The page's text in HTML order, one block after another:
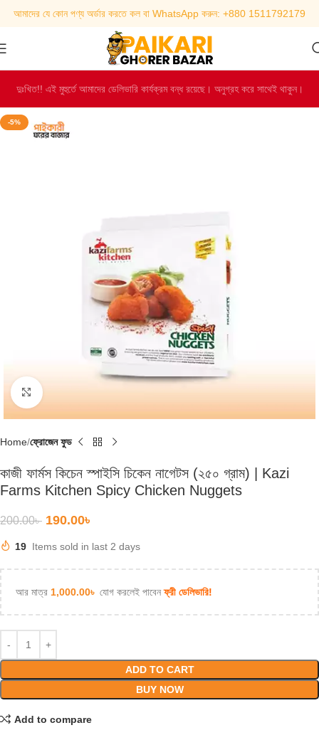
আমাদের যে কোন পণ্য অর্ডার করতে কল বা WhatsApp করুন: +880 1511792179
দুঃখিত!! এই মুহুর্তে আমাদের ডেলিভারি কার্যক্রম বন্ধ রয়েছে। অনুগ্রহ করে সাথেই থাকুন।
-5%
Click to enlarge
Home ফ্রোজেন ফুড
কাজী ফার্মস কিচেন স্পাইসি চিকেন নাগেটস (২৫০ গ্রাম) | Kazi
Farms Kitchen Spicy Chicken Nuggets
200.00৳ 190.00৳
19 Items sold in last 2 days
আর মাত্র 1,000.00৳ যোগ করলেই পাবেনফ্রী ডেলিভারি!
ADD TO CART
BUY NOW
Add to compare